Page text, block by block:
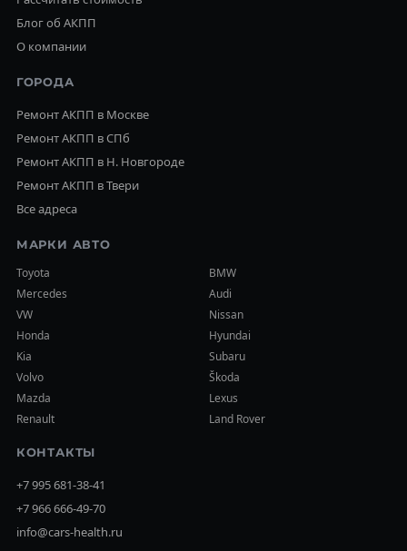
Блог об АКПП
О компании
ГОРОДА
Ремонт АКПП в Москве
Ремонт АКПП в СПб
Ремонт АКПП в Н. Новгороде
Ремонт АКПП в Твери
Все адреса
МАРКИ АВТО
Toyota
BMW
Mercedes
Audi
VW
Nissan
Honda
Hyundai
Kia
Subaru
Volvo
Škoda
Mazda
Lexus
Renault
Land Rover
КОНТАКТЫ
+7 995 681-38-41
+7 966 666-49-70
info@cars-health.ru